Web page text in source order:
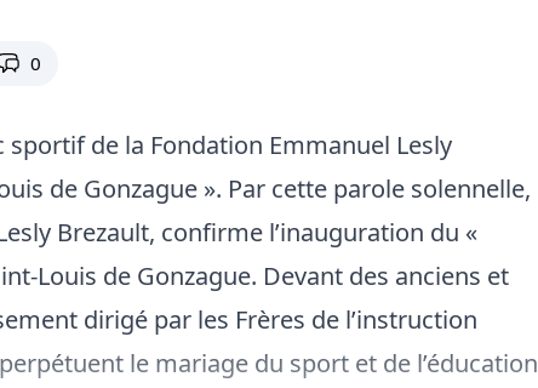
0
sportif de la Fondation Emmanuel Lesly
de Gonzague ». Par cette parole solennelle,
Brezault, confirme l’inauguration du «
Louis de Gonzague. Devant des anciens et
dirigé par les Frères de l’instruction
le mariage du sport et de l’éducation